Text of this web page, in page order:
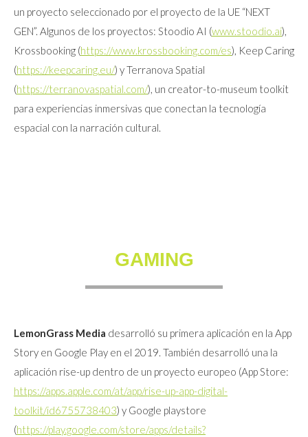
un proyecto seleccionado por el proyecto de la UE “NEXT
GEN”. Algunos de los proyectos: Stoodio AI (www.stoodio.ai),
Krossbooking (https://www.krossbooking.com/es), Keep Caring
(https://keepcaring.eu/) y Terranova Spatial
(https://terranovaspatial.com/), un creator-to-museum toolkit
para experiencias inmersivas que conectan la tecnología
espacial con la narración cultural.
GAMING
LemonGrass Media desarrolló su primera aplicación en la App
Story en Google Play en el 2019. También desarrolló una la
aplicación rise-up dentro de un proyecto europeo (App Store:
https://apps.apple.com/at/app/rise-up-app-digital-
toolkit/id6755738403) y Google playstore
(https://play.google.com/store/apps/details?